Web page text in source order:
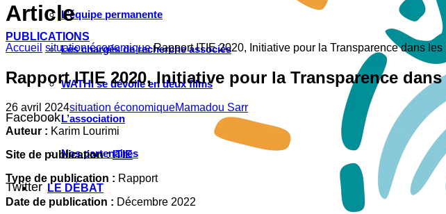
PUBLICATIONS
Facebook
Twitter
L’équipe permanente
Les chargés de recherche associés
WATHI se dévoile en deux films
L’association
Nos partenaires
LE DÉBAT
Article
Accueil situation économique Rapport ITIE 2020, Initiative pour la Transparence dans
Rapport ITIE 2020, Initiative pour la Transparence
26 avril 2024situation économiqueMamadou Sarr
Auteur : Karim Lourimi
Site de publication :ITIE
Type de publication : Rapport
Date de publication : Décembre 2022